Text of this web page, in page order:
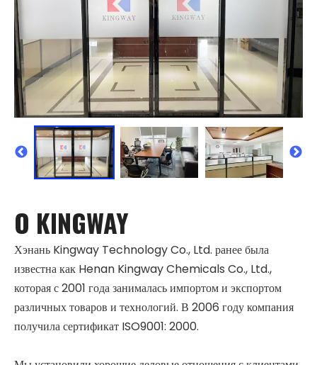
О KINGWAY
Хэнань Kingway Technology Co., Ltd. ранее была
известна как Henan Kingway Chemicals Co., Ltd.,
которая с 2001 года занималась импортом и экспортом
различных товаров и технологий. В 2006 году компания
получила сертификат ISO9001: 2000.